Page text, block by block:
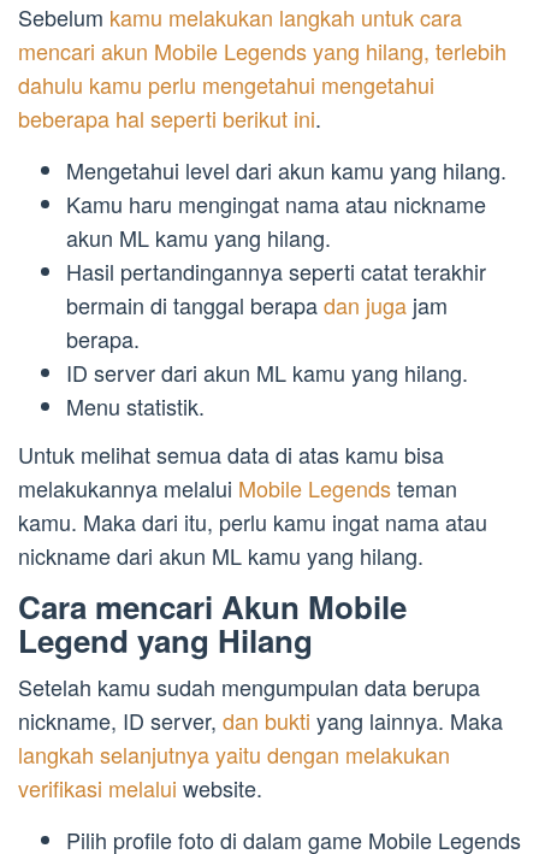
Sebelum kamu melakukan langkah untuk cara
mencari akun Mobile Legends yang hilang, terlebih
dahulu kamu perlu mengetahui mengetahui
beberapa hal seperti berikut ini.
Mengetahui level dari akun kamu yang hilang.
Kamu haru mengingat nama atau nickname
akun ML kamu yang hilang.
Hasil pertandingannya seperti catat terakhir
bermain di tanggal berapadan juga jam
berapa.
ID server dari akun ML kamu yang hilang.
Menu statistik.
Untuk melihat semua data di atas kamu bisa
melakukannya melalui Mobile Legendsteman
kamu. Maka dari itu, perlu kamu ingat nama atau
nickname dari akun ML kamu yang hilang.
Cara mencari Akun Mobile
Legend yang Hilang
Setelah kamu sudah mengumpulan data berupa
nickname, ID server, dan bukti yang lainnya. Maka
langkah selanjutnya yaitu dengan melakukan
verifikasi melalui website.
Pilih profile foto di dalam game Mobile Legends